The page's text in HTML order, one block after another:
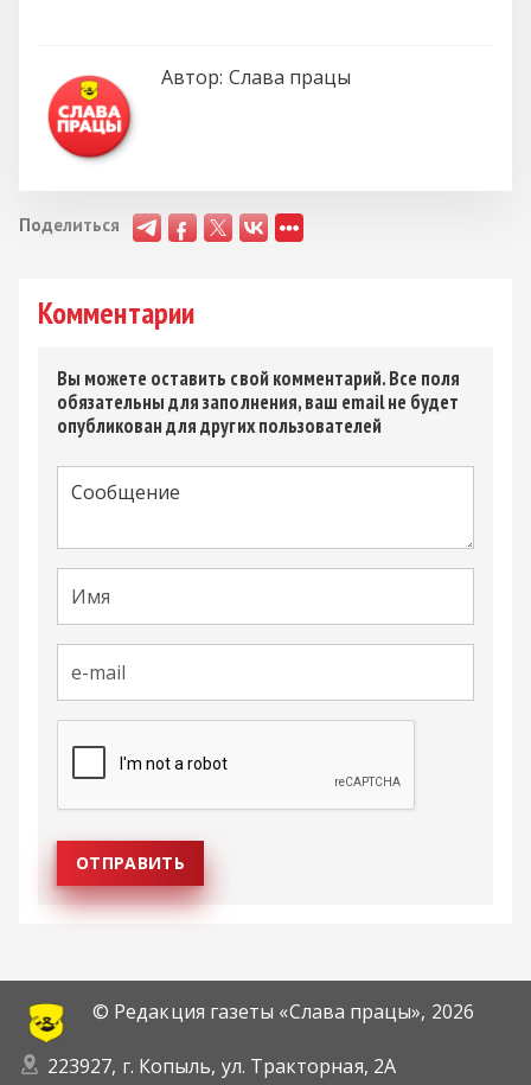
Автор: Слава працы
Поделиться
Комментарии
Вы можете оставить свой комментарий. Все поля
обязательны для заполнения, ваш email не будет
опубликован для других пользователей
© Редакция газеты «Слава працы», 2026
223927, г. Копыль, ул. Тракторная, 2А